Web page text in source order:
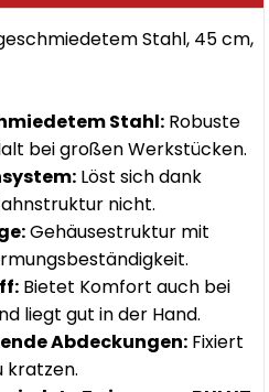
Stahl, 45 cm,
Stahl: Robuste
bei großen Werkstücken.
Löst sich dank
nicht.
Gehäusestruktur mit
Bietet Komfort auch bei
liegt gut in der Hand.
Abdeckungen: Fixiert
kratzen.